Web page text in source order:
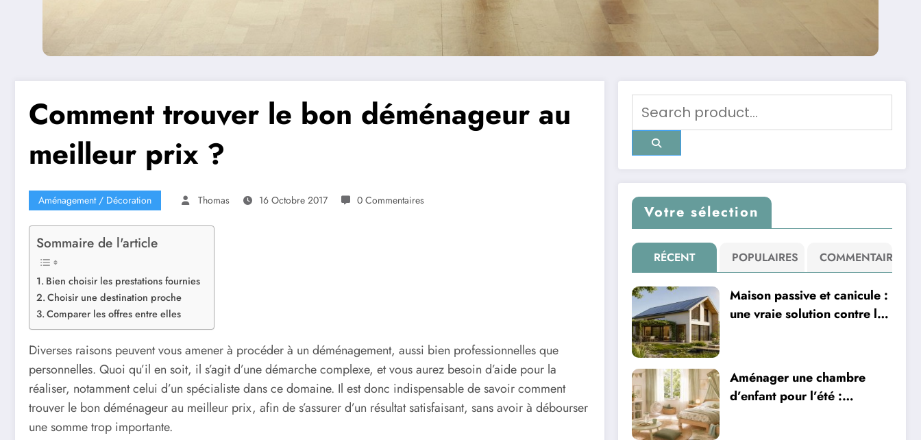
Comment trouver le bon déménageur au
meilleur prix ?
Aménagement / Décoration Thomas 16 Octobre 2017 0 Commentaires
Sommaire de l'article
Bien choisir les prestations fournies
Choisir une destination proche
Comparer les offres entre elles
Diverses raisons peuvent vous amener à procéder à un déménagement, aussi bien professionnelles que
personnelles. Quoi qu’il en soit, il s’agit d’une démarche complexe, et vous aurez besoin d’aide pour la
réaliser, notamment celui d’un spécialiste dans ce domaine. Il est donc indispensable de savoir comment
trouver le bon déménageur au meilleur prix, afin de s’assurer d’un résultat satisfaisant, sans avoir à débourser
une somme trop importante.
Votre sélection
RÉCENT POPULAIRES COMMENTAIRE
Maison passive et canicule :
une vraie solution contre la
Aménager une chambre
d’enfant pour l’été :